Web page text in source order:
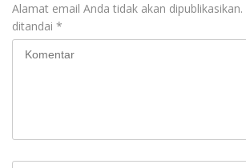
Alamat email Anda tidak akan dipublikasikan.
ditandai *